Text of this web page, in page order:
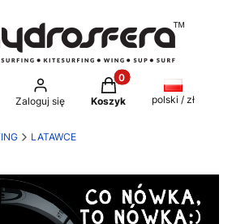
wyszukiwarkę
Zaloguj się
Produkty w koszyku:
Koszyk polski / zł
LATAWCE